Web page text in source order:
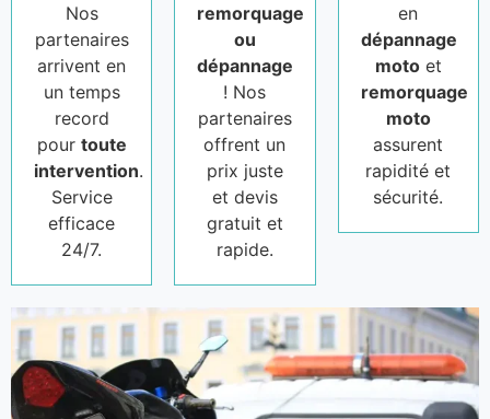
Nos
partenaires
arrivent en
un temps
record
pour toute
intervention.
Service
efficace
24/7.
remorquage
ou
dépannage
! Nos
partenaires
offrent un
prix juste
et devis
gratuit et
rapide.
en
dépannage
motoet
remorquage
moto
assurent
rapidité et
sécurité.